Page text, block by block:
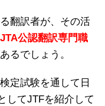
翻訳者が、その活
JTA公認翻訳専門職
るでしょう。
定試験を通して日
してJTFを紹介して